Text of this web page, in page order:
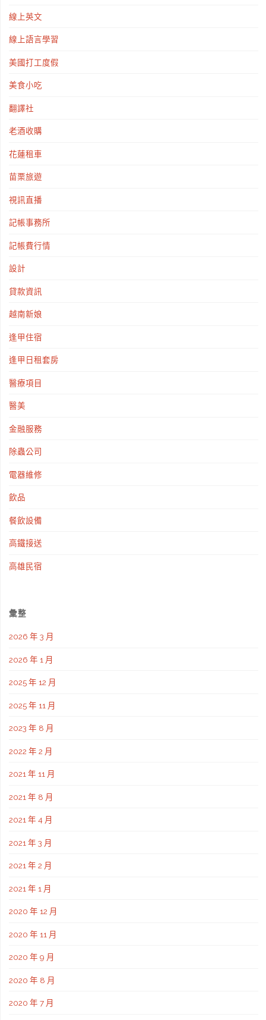
線上英文
線上語言學習
美國打工度假
美食小吃
翻譯社
老酒收購
花蓮租車
苗栗旅遊
視訊直播
記帳事務所
記帳費行情
設計
貸款資訊
越南新娘
逢甲住宿
逢甲日租套房
醫療項目
醫美
金融服務
除蟲公司
電器維修
飲品
餐飲設備
高鐵接送
高雄民宿
彙整
2026 年 3 月
2026 年 1 月
2025 年 12 月
2025 年 11 月
2023 年 8 月
2022 年 2 月
2021 年 11 月
2021 年 8 月
2021 年 4 月
2021 年 3 月
2021 年 2 月
2021 年 1 月
2020 年 12 月
2020 年 11 月
2020 年 9 月
2020 年 8 月
2020 年 7 月